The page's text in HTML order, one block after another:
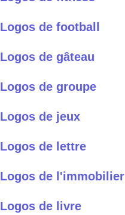
Logos de football
Logos de gâteau
Logos de groupe
Logos de jeux
Logos de lettre
Logos de l'immobilier
Logos de livre